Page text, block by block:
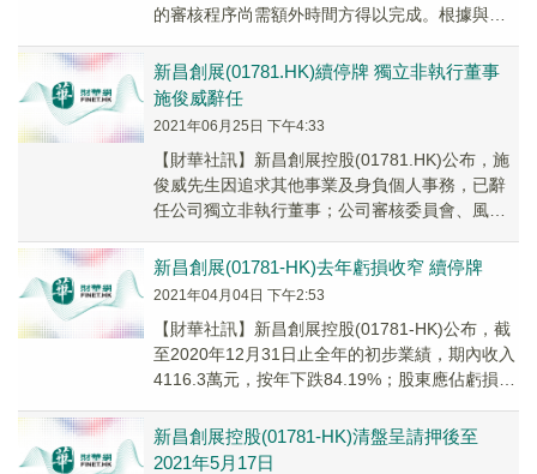
的審核程序尚需額外時間方得以完成。根據與集
新昌創展(01781.HK)續停牌 獨立非執行董事
施俊威辭任
2021年06月25日 下午4:33
【財華社訊】新昌創展控股(01781.HK)公布，施
俊威先生因追求其他事業及身負個人事務，已辭
任公司獨立非執行董事；公司審核委員會、風險
委...
新昌創展(01781-HK)去年虧損收窄 續停牌
2021年04月04日 下午2:53
【財華社訊】新昌創展控股(01781-HK)公布，截
至2020年12月31日止全年的初步業績，期內收入
4116.3萬元，按年下跌84.19%；股東應佔虧損
新昌創展控股(01781-HK)清盤呈請押後至
2021年5月17日